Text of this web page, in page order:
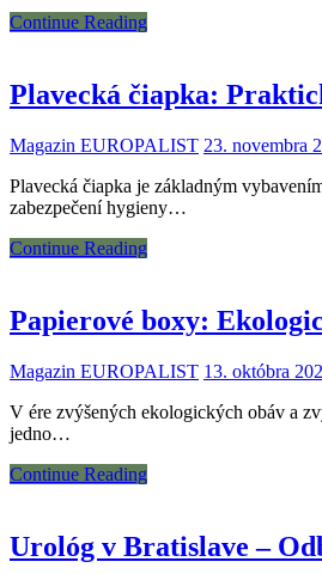
Continue Reading
Plavecká čiapka:
Magazin EUROPALIST 23. novembra
Plavecká čiapka je základným
zabezpečení hygieny…
Continue Reading
Papierové boxy:
Magazin EUROPALIST 13. októbra
V ére zvýšených ekologických obáv a
jedno…
Continue Reading
Urológ v Bratislave –